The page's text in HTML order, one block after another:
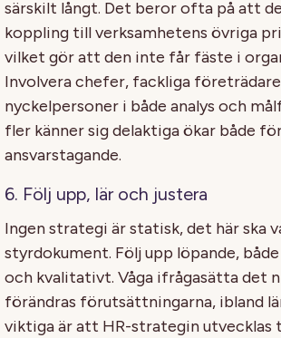
särskilt långt. Det beror ofta på att
koppling till verksamhetens övriga
vilket gör att den inte får fäste i
Involvera chefer, fackliga
nyckelpersoner i både analys och
fler känner sig delaktiga ökar både
ansvarstagande.
6. Följ upp, lär och justera
Ingen strategi är statisk, det här ska
styrdokument. Följ upp löpande,
och kvalitativt. Våga ifrågasätta det
förändras förutsättningarna, ibland
viktiga är att HR-strategin utvecklas